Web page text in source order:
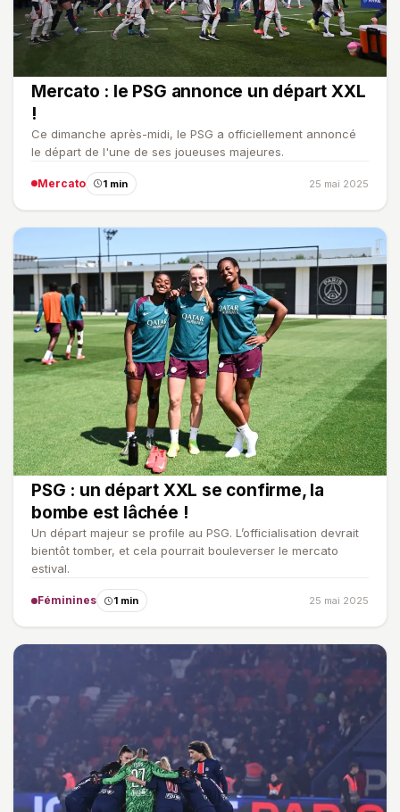
Mercato : le PSG annonce un départ XXL
!
Ce dimanche après-midi, le PSG a officiellement annoncé
le départ de l'une de ses joueuses majeures.
Mercato 1 min 25 mai 2025
PSG : un départ XXL se confirme, la
bombe est lâchée !
Un départ majeur se profile au PSG. L’officialisation devrait
bientôt tomber, et cela pourrait bouleverser le mercato
estival.
Féminines 1 min 25 mai 2025